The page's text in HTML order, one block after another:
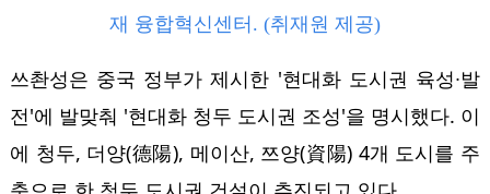
재 융합혁신센터. (취재원 제공)
쓰촨성은 중국 정부가 제시한 '현대화 도시권 육성∙발
전'에 발맞춰 '현대화 청두 도시권 조성'을 명시했다. 이
에 청두, 더양(德陽), 메이산, 쯔양(資陽) 4개 도시를 주